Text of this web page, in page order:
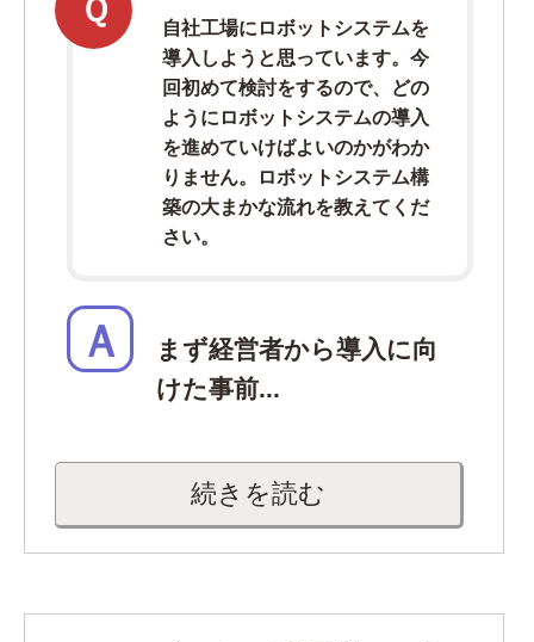
Ｑ
自社工場にロボットシステムを
導入しようと思っています。今
回初めて検討をするので、どの
ようにロボットシステムの導入
を進めていけばよいのかがわか
りません。ロボットシステム構
築の大まかな流れを教えてくだ
さい。
Ａ
まず経営者から導入に向
けた事前...
続きを読む